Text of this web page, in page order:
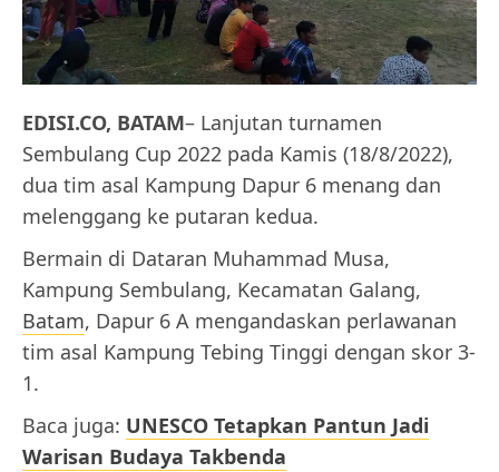
EDISI.CO, BATAM– Lanjutan turnamen
Sembulang Cup 2022 pada Kamis (18/8/2022),
dua tim asal Kampung Dapur 6 menang dan
melenggang ke putaran kedua.
Bermain di Dataran Muhammad Musa,
Kampung Sembulang, Kecamatan Galang,
Batam, Dapur 6 A mengandaskan perlawanan
tim asal Kampung Tebing Tinggi dengan skor 3-
1.
Baca juga: UNESCO Tetapkan Pantun Jadi
Warisan Budaya Takbenda